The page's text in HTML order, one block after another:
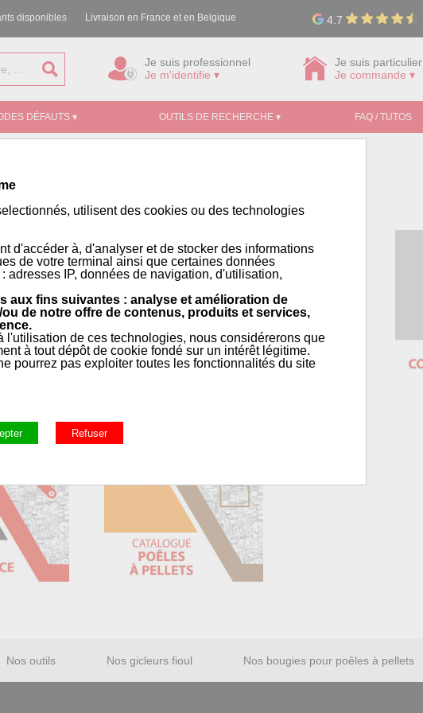
disponibles Livraison en France et en Belgique 4.7
Je suis professionnel
Je m'identifie ▾
Je suis particulier
Je commande ▾
DÉFAUTS ▾ OUTILS DE RECHERCHE ▾ FAQ / TUTOS
Nos outils Nos gicleurs fioul Nos bougies pour poêles à pellets
utilisent des cookies ou des technologies
d'accéder à, d'analyser et de stocker des informations
de votre terminal ainsi que certaines données
adresses IP, données de navigation, d'utilisation,
aux fins suivantes : analyse et amélioration de
de notre offre de contenus, produits et services,
l'utilisation de ces technologies, nous considérerons que
à tout dépôt de cookie fondé sur un intérêt légitime.
pourrez pas exploiter toutes les fonctionnalités du site